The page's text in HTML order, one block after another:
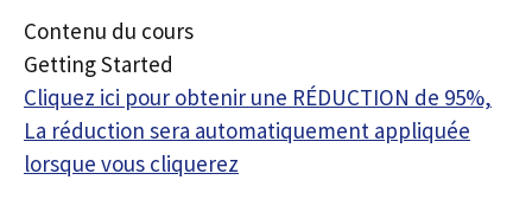
Contenu du cours
Getting Started
Cliquez ici pour obtenir une RÉDUCTION de 95%,
La réduction sera automatiquement appliquée
lorsque vous cliquerez